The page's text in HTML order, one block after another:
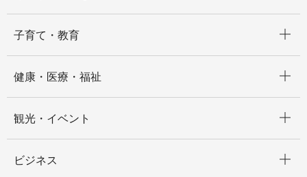
子育て・教育
健康・医療・福祉
観光・イベント
ビジネス